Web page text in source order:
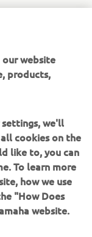
ka qenë
our website
products,
we'll
cookies on the
like to, you can
To learn more
how we use
"How Does
website.